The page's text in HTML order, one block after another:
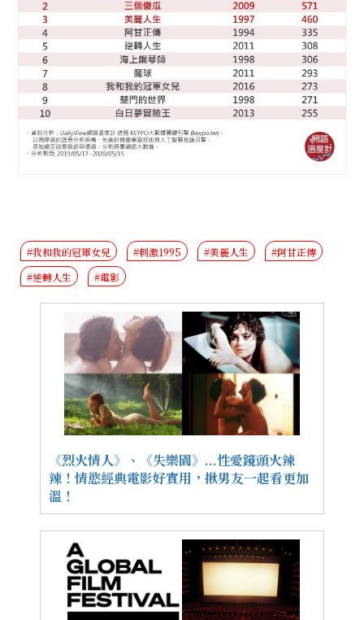
#我和我的冠軍女兒 #刺激1995 #美麗人生
#阿甘正傳
#逆轉人生
#電影
《烈火情人》、《失樂園》...性愛鏡頭火辣
辣！情慾經典電影好實用，揪男友一起看更加
溫！